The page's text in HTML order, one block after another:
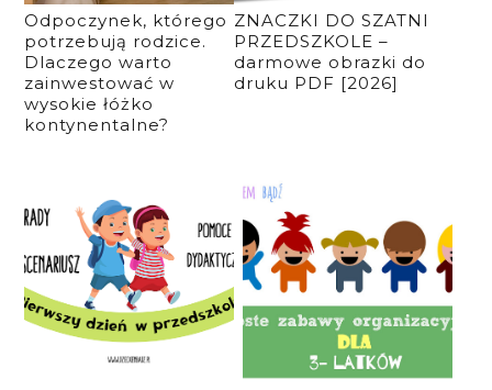
Odpoczynek, którego
potrzebują rodzice.
Dlaczego warto
zainwestować w
wysokie łóżko
kontynentalne?
ZNACZKI DO SZATNI
PRZEDSZKOLE –
darmowe obrazki do
druku PDF [2026]